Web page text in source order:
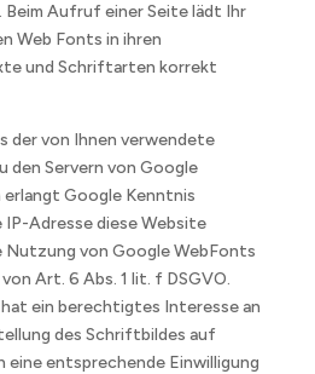
Aufruf einer Seite lädt Ihr
Web Fonts in ihren
und Schriftarten korrekt
der von Ihnen verwendete
den Servern von Google
Google Kenntnis
IP-Adresse diese Website
Nutzung von Google WebFonts
Art. 6 Abs. 1 lit. f DSGVO.
ein berechtigtes Interesse an
des Schriftbildes auf
eine entsprechende Einwilligung